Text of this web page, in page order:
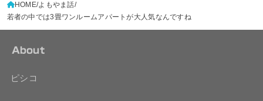
HOME よもやま話
若者の中では3畳ワンルームアパートが大人気なんですね
About
ピシコ